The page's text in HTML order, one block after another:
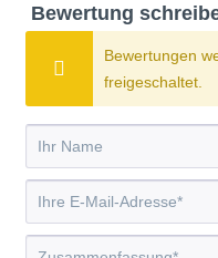
Bewertung
Bewertungen
freigeschaltet.